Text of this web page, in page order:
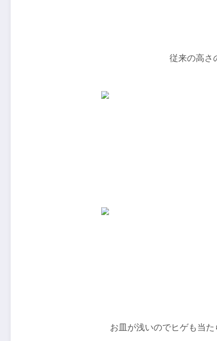
従来の高さ
お皿が浅いのでヒゲも当